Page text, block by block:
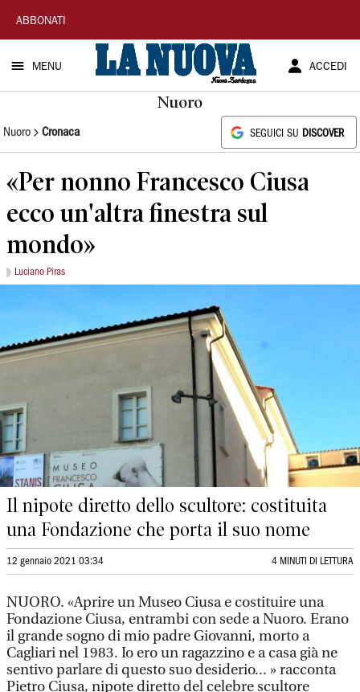
La
Nuova
Sardegna
ABBONATI
MENU ACCEDI
Nuoro
Nuoro Cronaca SEGUICI SU DISCOVER
«Per nonno Francesco Ciusa
ecco un'altra finestra sul
mondo»
Luciano Piras
Il nipote diretto dello scultore: costituita
una Fondazione che porta il suo nome
12 gennaio 2021 03:34 4 MINUTI DI LETTURA
NUORO. «Aprire un Museo Ciusa e costituire una
Fondazione Ciusa, entrambi con sede a Nuoro. Erano
il grande sogno di mio padre Giovanni, morto a
Cagliari nel 1983. Io ero un ragazzino e a casa già ne
sentivo parlare di questo suo desiderio... » racconta
Pietro Ciusa, nipote diretto del celebre scultore